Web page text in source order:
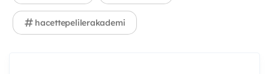
hacettepelilerakademi